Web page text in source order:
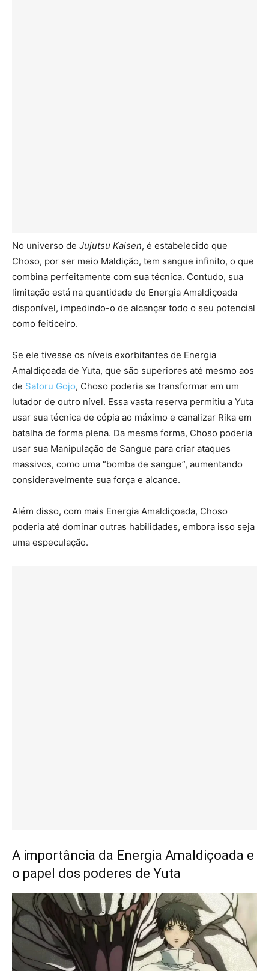
No universo de Jujutsu Kaisen, é estabelecido que
Choso, por ser meio Maldição, tem sangue infinito, o que
combina perfeitamente com sua técnica. Contudo, sua
limitação está na quantidade de Energia Amaldiçoada
disponível, impedindo-o de alcançar todo o seu potencial
como feiticeiro.
Se ele tivesse os níveis exorbitantes de Energia
Amaldiçoada de Yuta, que são superiores até mesmo aos
de Satoru Gojo, Choso poderia se transformar em um
lutador de outro nível. Essa vasta reserva permitiu a Yuta
usar sua técnica de cópia ao máximo e canalizar Rika em
batalha de forma plena. Da mesma forma, Choso poderia
usar sua Manipulação de Sangue para criar ataques
massivos, como uma “bomba de sangue”, aumentando
consideravelmente sua força e alcance.
Além disso, com mais Energia Amaldiçoada, Choso
poderia até dominar outras habilidades, embora isso seja
uma especulação.
A importância da Energia Amaldiçoada e
o papel dos poderes de Yuta